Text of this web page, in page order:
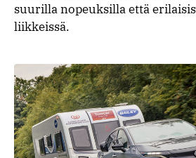
suurilla nopeuksilla että
liikkeissä.